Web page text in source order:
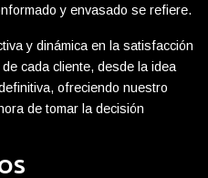
y envasado se refiere.
y dinámica en la satisfacción
cada cliente, desde la idea
ofreciendo nuestro
de tomar la decisión